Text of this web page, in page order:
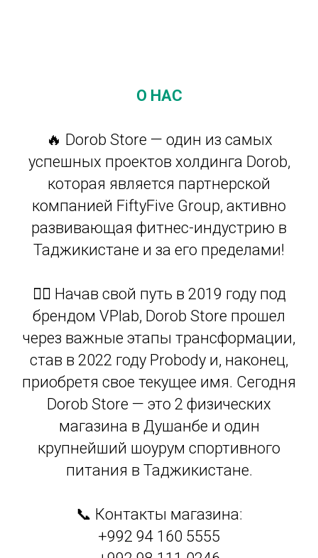
О НАС
🔥 Dorob Store — один из самых
успешных проектов холдинга Dorob,
которая является партнерской
компанией FiftyFive Group, активно
развивающая фитнес-индустрию в
Таджикистане и за его пределами!
🏋️‍♂️ Начав свой путь в 2019 году под
брендом VPlab, Dorob Store прошел
через важные этапы трансформации,
став в 2022 году Probody и, наконец,
приобретя свое текущее имя. Сегодня
Dorob Store — это 2 физических
магазина в Душанбе и один
крупнейший шоурум спортивного
питания в Таджикистане.
📞 Контакты магазина:
+992 94 160 5555